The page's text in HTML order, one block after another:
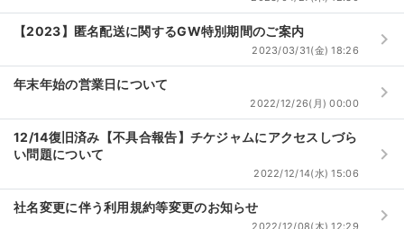
【2023】匿名配送に関するGW特別期間のご案内
2023/03/31(金) 18:26 keyboard_arrow_right
年末年始の営業日について
2022/12/26(月) 00:00 keyboard_arrow_right
12/14復旧済み【不具合報告】チケジャムにアクセスしづら
い問題について
2022/12/14(水) 15:06
keyboard_arrow_right
社名変更に伴う利用規約等変更のお知らせ keyboard_arrow_right